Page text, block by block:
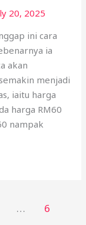
20, 2025
ini cara
ia
akan
menjadi
iaitu harga
harga RM60
nampak
…
6